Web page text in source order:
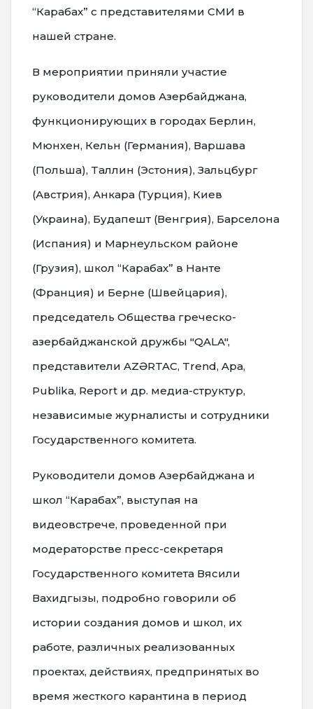
“Карабах” с представителями СМИ в
нашей стране.
В мероприятии приняли участие
руководители домов Азербайджана,
функционирующих в городах Берлин,
Мюнхен, Кельн (Германия), Варшава
(Польша), Tаллин (Эстония), Зальцбург
(Австрия), Анкара (Турция), Киев
(Украина), Будапешт (Венгрия), Барселона
(Испания) и Марнеульском районе
(Грузия), школ “Карабах” в Нанте
(Франция) и Берне (Швейцария),
председатель Общества греческо-
азербайджанской дружбы "QALA",
представители AZƏRTAC, Trend, Apa,
Publika, Report и др. медиа-структур,
независимые журналисты и сотрудники
Государственного комитета.
Руководители домов Азербайджана и
школ “Карабах”, выступая на
видеовстрече, проведенной при
модераторстве пресс-секретаря
Государственного комитета Вясили
Вахидгызы, подробно говорили об
истории создания домов и школ, их
работе, различных реализованных
проектах, действиях, предпринятых во
время жесткого карантина в период